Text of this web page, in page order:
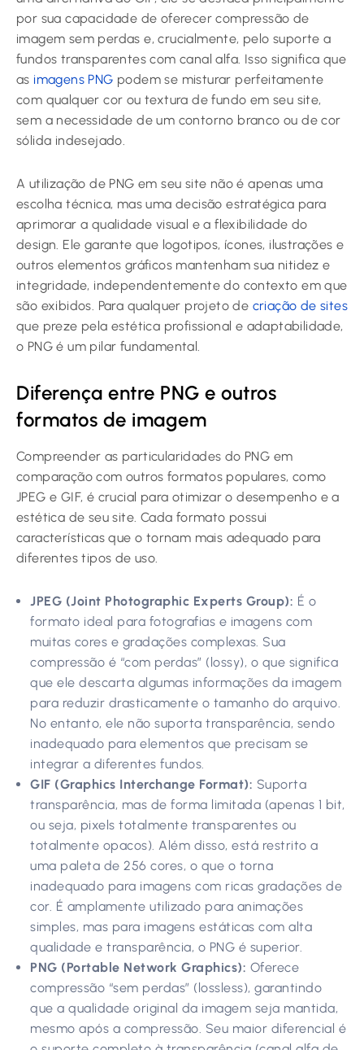
por sua capacidade de oferecer compressão de
imagem sem perdas e, crucialmente, pelo suporte a
fundos transparentes com canal alfa. Isso significa que
as imagens PNG podem se misturar perfeitamente
com qualquer cor ou textura de fundo em seu site,
sem a necessidade de um contorno branco ou de cor
sólida indesejado.
A utilização de PNG em seu site não é apenas uma
escolha técnica, mas uma decisão estratégica para
aprimorar a qualidade visual e a flexibilidade do
design. Ele garante que logotipos, ícones, ilustrações e
outros elementos gráficos mantenham sua nitidez e
integridade, independentemente do contexto em que
são exibidos. Para qualquer projeto de criação de sites
que preze pela estética profissional e adaptabilidade,
o PNG é um pilar fundamental.
Diferença entre PNG e outros
formatos de imagem
Compreender as particularidades do PNG em
comparação com outros formatos populares, como
JPEG e GIF, é crucial para otimizar o desempenho e a
estética de seu site. Cada formato possui
características que o tornam mais adequado para
diferentes tipos de uso.
JPEG (Joint Photographic Experts Group): É o
formato ideal para fotografias e imagens com
muitas cores e gradações complexas. Sua
compressão é “com perdas” (lossy), o que significa
que ele descarta algumas informações da imagem
para reduzir drasticamente o tamanho do arquivo.
No entanto, ele não suporta transparência, sendo
inadequado para elementos que precisam se
integrar a diferentes fundos.
GIF (Graphics Interchange Format): Suporta
transparência, mas de forma limitada (apenas 1 bit,
ou seja, pixels totalmente transparentes ou
totalmente opacos). Além disso, está restrito a
uma paleta de 256 cores, o que o torna
inadequado para imagens com ricas gradações de
cor. É amplamente utilizado para animações
simples, mas para imagens estáticas com alta
qualidade e transparência, o PNG é superior.
PNG (Portable Network Graphics): Oferece
compressão “sem perdas” (lossless), garantindo
que a qualidade original da imagem seja mantida,
mesmo após a compressão. Seu maior diferencial é